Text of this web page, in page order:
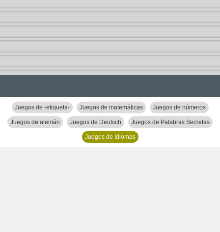
Juegos de -etiqueta- Juegos de matemáticas Juegos de números
Juegos de alemán Juegos de Deutsch Juegos de Palabras Secretas
Juegos de Idiomas